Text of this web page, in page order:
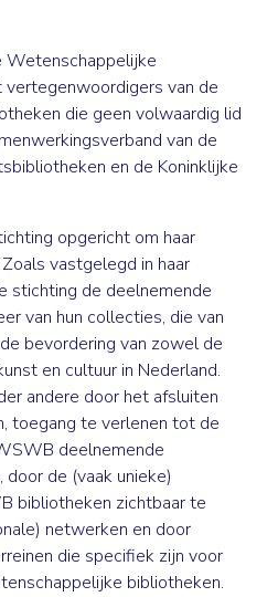
Wetenschappelijke
van de
die geen volwaardig lid
van de
en de Koninklijke
opgericht om haar
vastgelegd in haar
stichting de deelnemende
van hun collecties, die van
bevordering van zowel de
en cultuur in Nederland.
andere door het afsluiten
toegang te verlenen tot de
deelnemende
de (vaak unieke)
bibliotheken zichtbaar te
netwerken en door
die specifiek zijn voor
bibliotheken.